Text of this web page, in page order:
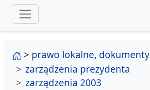
strona główna
> prawo lokalne, dokumenty
zarządzenia prezydenta
zarządzenia 2003